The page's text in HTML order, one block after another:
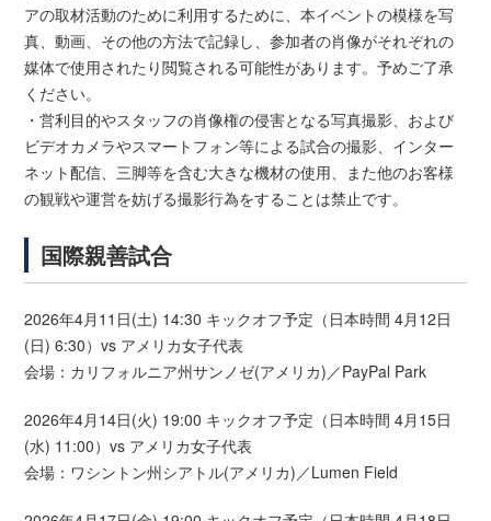
アの取材活動のために利用するために、本イベントの模様を写
真、動画、その他の方法で記録し、参加者の肖像がそれぞれの
媒体で使用されたり閲覧される可能性があります。予めご了承
ください。
・営利目的やスタッフの肖像権の侵害となる写真撮影、および
ビデオカメラやスマートフォン等による試合の撮影、インター
ネット配信、三脚等を含む大きな機材の使用、また他のお客様
の観戦や運営を妨げる撮影行為をすることは禁止です。
国際親善試合
2026年4月11日(土) 14:30 キックオフ予定（日本時間 4月12日
(日) 6:30）vs アメリカ女子代表
会場：カリフォルニア州サンノゼ(アメリカ)／PayPal Park
2026年4月14日(火) 19:00 キックオフ予定（日本時間 4月15日
(水) 11:00）vs アメリカ女子代表
会場：ワシントン州シアトル(アメリカ)／Lumen Field